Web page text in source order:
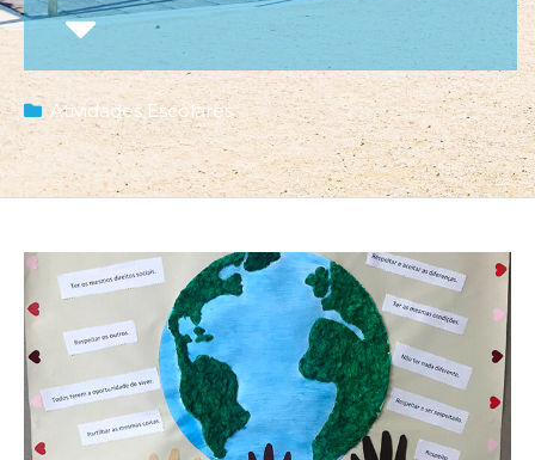
Atividades Escolares